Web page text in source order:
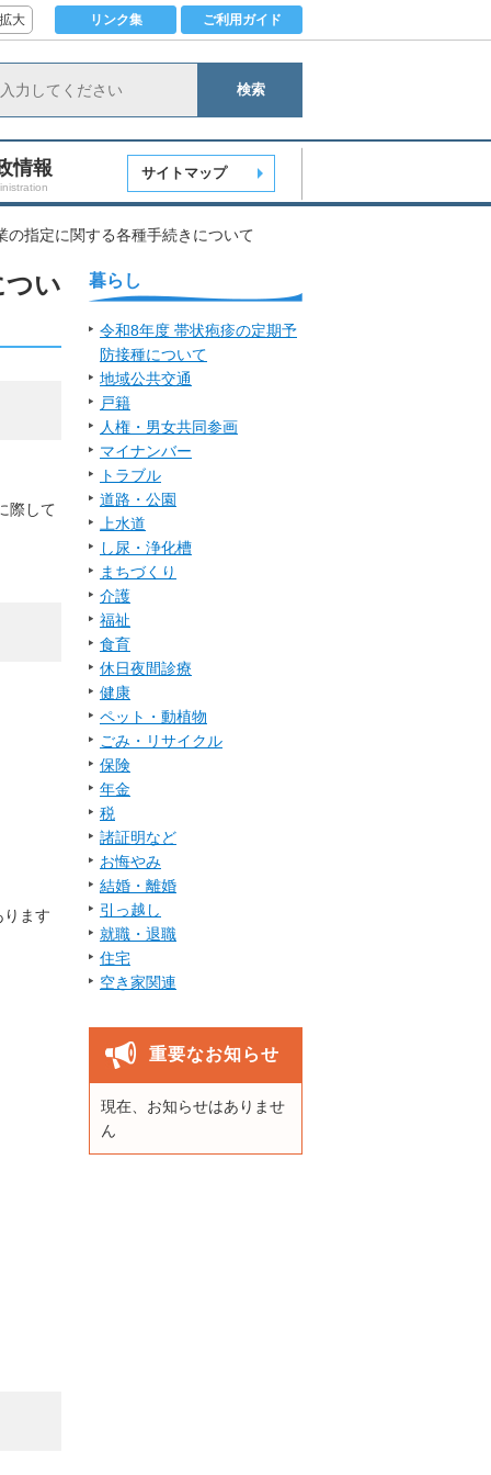
拡大 リンク集 ご利用ガイド
検索
情報 サイトマップ
の指定に関する各種手続きについて
つい
際して
ます
暮らし
令和8年度 帯状疱疹の定期予
防接種について
地域公共交通
戸籍
人権・男女共同参画
マイナンバー
トラブル
道路・公園
上水道
し尿・浄化槽
まちづくり
介護
福祉
食育
休日夜間診療
健康
ペット・動植物
ごみ・リサイクル
保険
年金
税
諸証明など
お悔やみ
結婚・離婚
引っ越し
就職・退職
住宅
空き家関連
重要なお知らせ
現在、お知らせはありませ
ん